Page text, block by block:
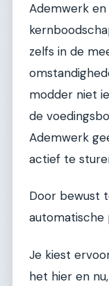
Ademwerk
zelfs in de
modder niet
de
Ademwerk
actief te
Door bewust
automatische
Je kiest
het hier en